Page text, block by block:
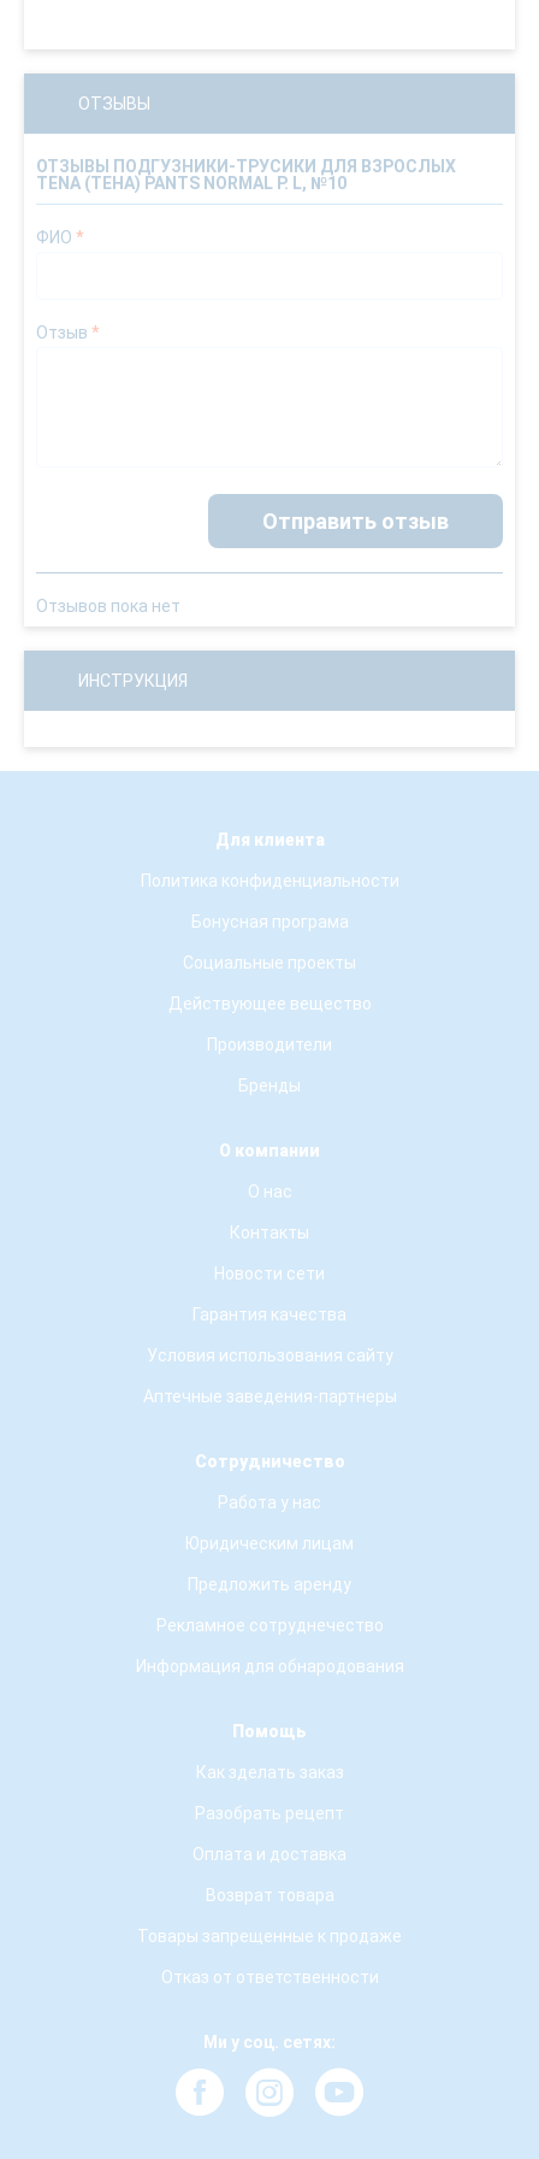
ОТЗЫВЫ
ОТЗЫВЫ ПОДГУЗНИКИ-ТРУСИКИ ДЛЯ ВЗРОСЛЫХ
TENA (ТЕНА) PANTS NORMAL Р. L, №10
ФИО *
Отзыв *
Отправить отзыв
Отзывов пока нет
ИНСТРУКЦИЯ
Для клиента
Политика конфиденциальности
Бонусная програма
Социальные проекты
Действующее вещество
Производители
Бренды
О компании
О нас
Контакты
Новости сети
Гарантия качества
Условия использования сайту
Аптечные заведения-партнеры
Сотрудничество
Работа у нас
Юридическим лицам
Предложить аренду
Рекламное сотруднечество
Информация для обнародования
Помощь
Как зделать заказ
Разобрать рецепт
Оплата и доставка
Возврат товара
Товары запрещенные к продаже
Отказ от ответственности
Ми у соц. сетях: